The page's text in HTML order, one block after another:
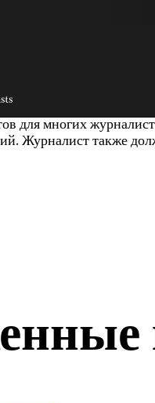
многих
Журналист также